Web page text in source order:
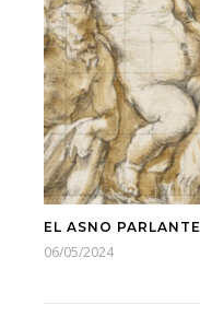
EL ASNO PARLANTE
06/05/2024